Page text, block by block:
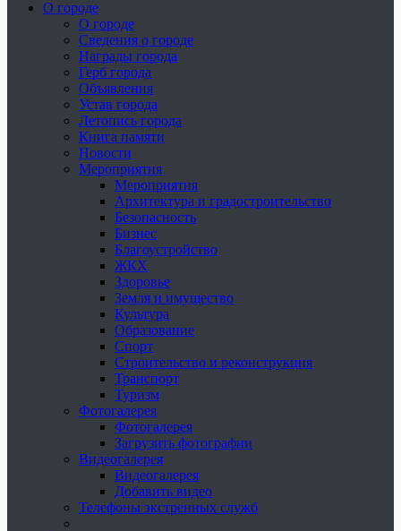
О городе
О городе
Сведения о городе
Награды города
Герб города
Объявления
Устав города
Летопись города
Книга памяти
Новости
Мероприятия
Мероприятия
Архитектура и градостроительство
Безопасность
Бизнес
Благоустройство
ЖКХ
Здоровье
Земля и имущество
Культура
Образование
Спорт
Строительство и реконструкция
Транспорт
Туризм
Фотогалерея
Фотогалерея
Загрузить фотографии
Видеогалерея
Видеогалерея
Добавить видео
Телефоны экстренных служб